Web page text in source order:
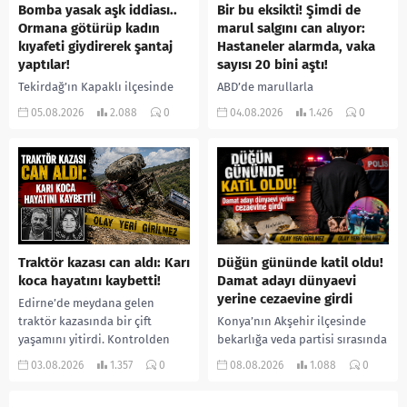
Bomba yasak aşk iddiası..
Ormana götürüp kadın
kıyafeti giydirerek şantaj
yaptılar!
Tekirdağ’ın Kapaklı ilçesinde
bir kişiyi, arkadaşının eşiyle
kadın kıyafetleri giydirdiği,
özür videosu çektirip...
05.08.2026 2.088 0
Bir bu eksikti! Şimdi de
marul salgını can alıyor:
Hastaneler alarmda, vaka
sayısı 20 bini aştı!
ABD’de marullarla
ilişkilendirilen siklospora
salgında vaka sayısının 20 bini
aştığı belirtilirken, sağlık...
04.08.2026 1.426 0
Traktör kazası can aldı: Karı
koca hayatını kaybetti!
Edirne’de meydana gelen
traktör kazasında bir çift
yaşamını yitirdi. Kontrolden
çıkarak devrilen traktörün
03.08.2026 1.357 0
Düğün gününde katil oldu!
Damat adayı dünyaevi
yerine cezaevine girdi
Konya’nın Akşehir ilçesinde
bekarlığa veda partisi sırasında
çıkan kavgada bir kişi hayatını
08.08.2026 1.088 0